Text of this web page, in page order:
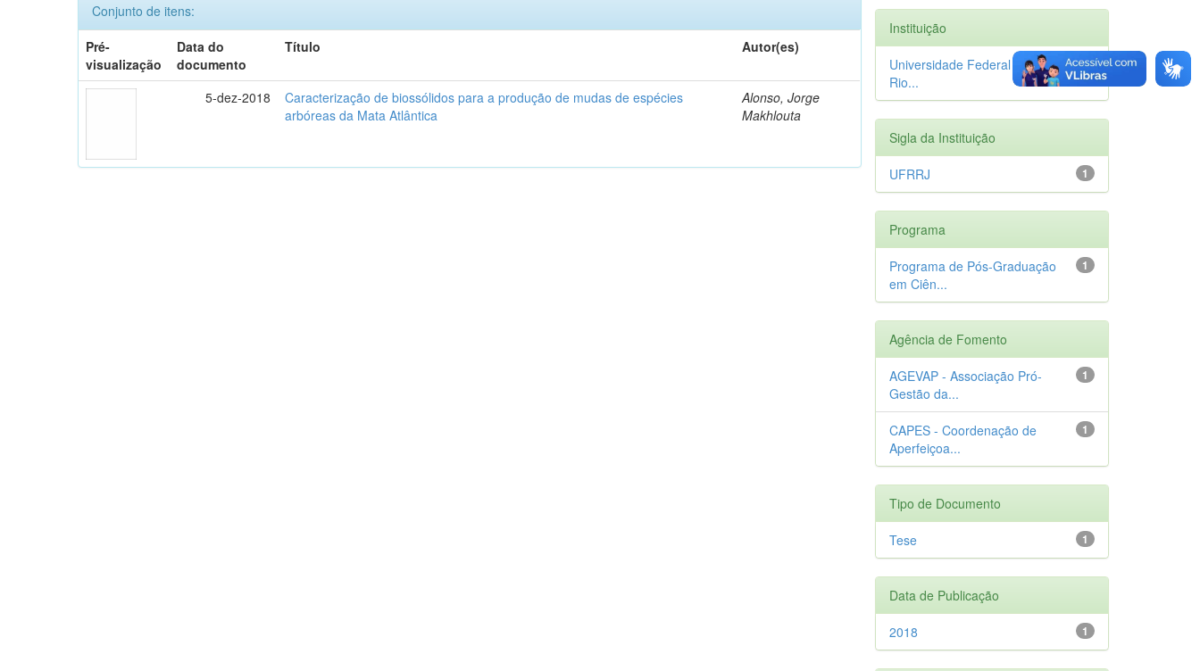
Conjunto de itens:
Pré-
visualização
Data do
documento
Título Autor(es)
5-dez-2018
Caracterização de biossólidos para a produção de mudas de espécies
arbóreas da Mata Atlântica
Alonso, Jorge
Makhlouta
Instituição
1
Universidade Federal Rural do
Rio...
Sigla da Instituição
1
UFRRJ
Programa
1
Programa de Pós-Graduação
em Ciên...
Agência de Fomento
1
AGEVAP - Associação Pró-
Gestão da...
1
CAPES - Coordenação de
Aperfeiçoa...
Tipo de Documento
1
Tese
Data de Publicação
1
2018